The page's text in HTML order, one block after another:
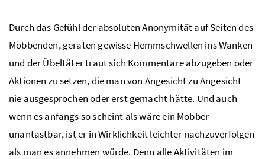
Durch das Gefühl der absoluten Anonymität auf Seiten des
Mobbenden, geraten gewisse Hemmschwellen ins Wanken
und der Übeltäter traut sich Kommentare abzugeben oder
Aktionen zu setzen, die man von Angesicht zu Angesicht
nie ausgesprochen oder erst gemacht hätte. Und auch
wenn es anfangs so scheint als wäre ein Mobber
unantastbar, ist er in Wirklichkeit leichter nachzuverfolgen
als man es annehmen würde. Denn alle Aktivitäten im